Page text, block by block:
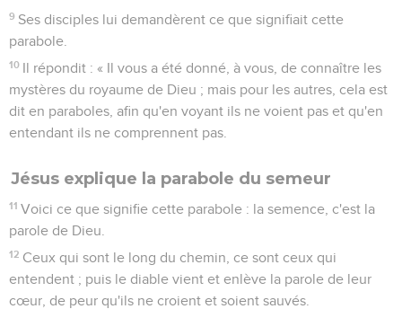
9 Ses disciples lui demandèrent ce que signifiait cette
parabole.
10 Il répondit : « Il vous a été donné, à vous, de connaître les
mystères du royaume de Dieu ; mais pour les autres, cela est
dit en paraboles, afin qu'en voyant ils ne voient pas et qu'en
entendant ils ne comprennent pas.
Jésus explique la parabole du semeur
11 Voici ce que signifie cette parabole : la semence, c'est la
parole de Dieu.
12 Ceux qui sont le long du chemin, ce sont ceux qui
entendent ; puis le diable vient et enlève la parole de leur
cœur, de peur qu'ils ne croient et soient sauvés.